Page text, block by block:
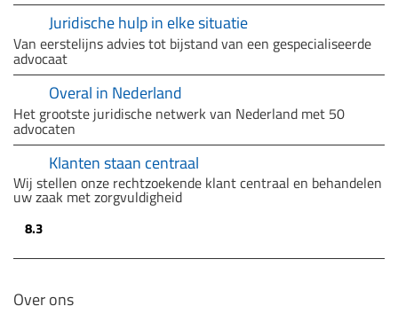
Juridische hulp in elke situatie
Van eerstelijns advies tot bijstand van een gespecialiseerde
advocaat
Overal in Nederland
Het grootste juridische netwerk van Nederland met 50
advocaten
Klanten staan centraal
Wij stellen onze rechtzoekende klant centraal en behandelen
uw zaak met zorgvuldigheid
8.3
Over ons